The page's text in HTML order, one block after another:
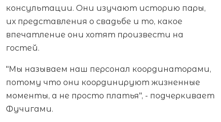
консультации. Они изучают историю пары,
их представления о свадьбе и то, какое
впечатление они хотят произвести на
гостей.
"Мы называем наш персонал координаторами,
потому что они координируют жизненные
моменты, а не просто платья", - подчеркивает
Фучигами.